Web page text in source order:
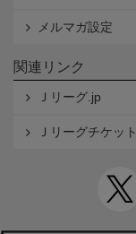
メルマガ設定
関連リンク
Ｊリーグ.jp
Ｊリーグチケット